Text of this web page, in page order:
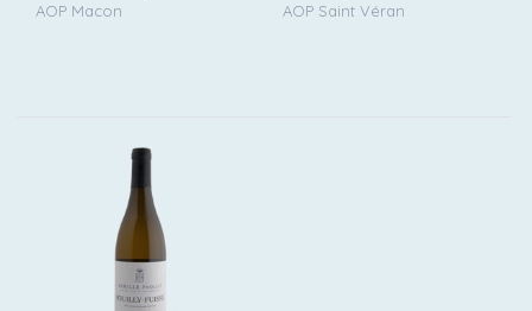
AOP Macon AOP Saint Véran